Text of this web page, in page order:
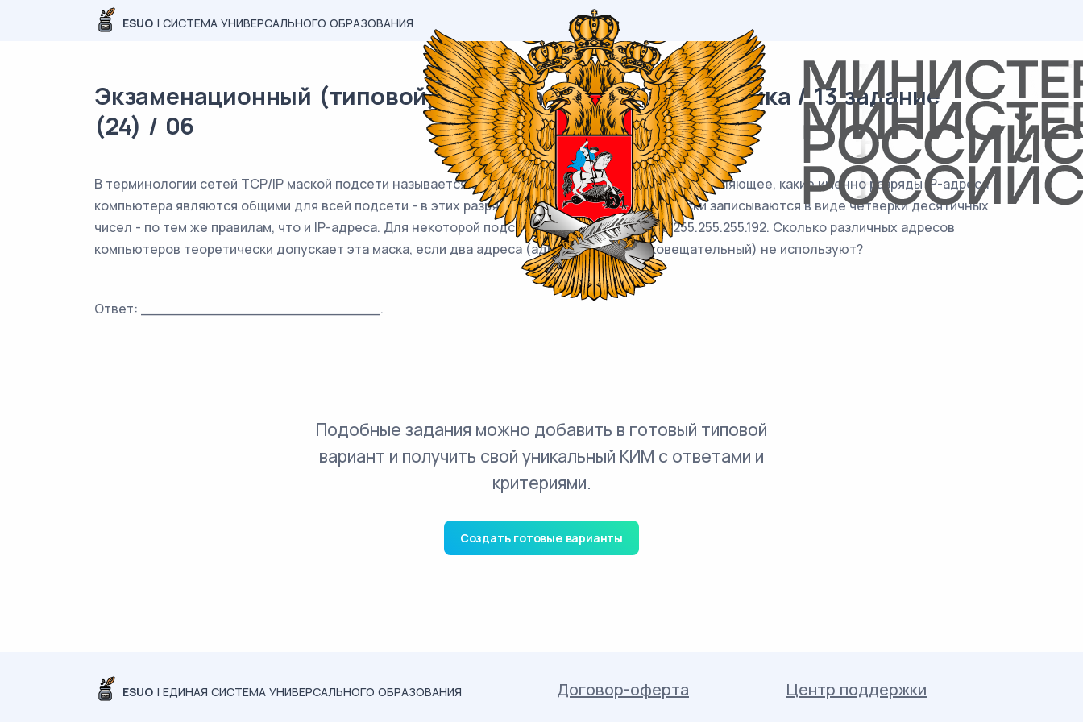
ESUO | СИСТЕМА УНИВЕРСАЛЬНОГО ОБРАЗОВАНИЯ
Экзаменационный (типовой) материал ЕГЭ / Информатика / 13 задание
(24) / 06
В терминологии сетей TCP/IP маской подсети называется 32-разрядное двоичное число, определяющее, какие именно разряды IP-адреса
компьютера являются общими для всей подсети - в этих разрядах маски стоит 1. Обычно маски записываются в виде четверки десятичных
чисел - по тем же правилам, что и IP-адреса. Для некоторой подсети используется маска 255.255.255.192. Сколько различных адресов
компьютеров теоретически допускает эта маска, если два адреса (адрес сети и широковещательный) не используют?
Ответ: ___________________________.
Подобные задания можно добавить в готовый типовой
вариант и получить свой уникальный КИМ с ответами и
критериями.
Создать готовые варианты
ESUO | ЕДИНАЯ СИСТЕМА УНИВЕРСАЛЬНОГО ОБРАЗОВАНИЯ Договор-оферта Центр поддержки